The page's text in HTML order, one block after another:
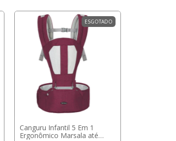
ESGOTADO
Canguru Infantil 5 Em 1
Ergonômico Marsala até